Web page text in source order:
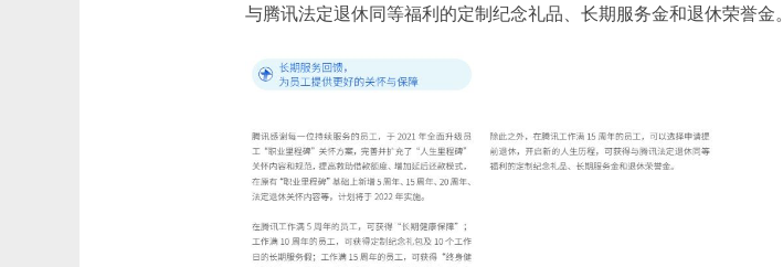
与腾讯法定退休同等福利的定制纪念礼品、长期服务金和退休荣誉金。